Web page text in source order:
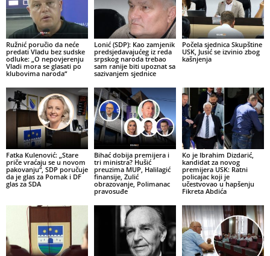
Ružnić poručio da neće
predati Vladu bez sudske
odluke: „O nepovjerenju
Vladi mora se glasati po
klubovima naroda“
Lonić (SDP): Kao zamjenik
predsjedavajućeg iz reda
srpskog naroda trebao
sam ranije biti upoznat sa
sazivanjem sjednice
Počela sjednica Skupštine
USK, Jusić se izvinio zbog
kašnjenja
Fatka Kulenović: „Stare
priče vraćaju se u novom
pakovanju“, SDP poručuje
da je glas za Pomak i DF
glas za SDA
Bihać dobija premijera i
tri ministra? Hušić
preuzima MUP, Halilagić
finansije, Zulić
obrazovanje, Polimanac
pravosuđe
Ko je Ibrahim Dizdarić,
kandidat za novog
premijera USK: Ratni
policajac koji je
učestvovao u hapšenju
Fikreta Abdića